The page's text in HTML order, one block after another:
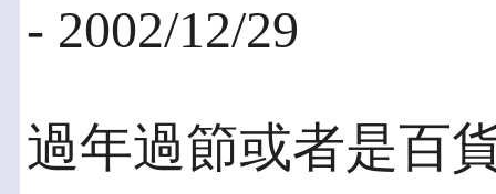
- 2002/12/29
過年過節或者是百